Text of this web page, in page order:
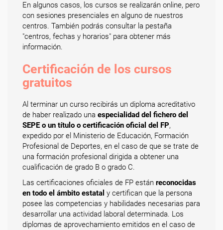
En algunos casos, los cursos se realizarán online, pero
con sesiones presenciales en alguno de nuestros
centros. También podrás consultar la pestaña
"centros, fechas y horarios" para obtener más
información.
Certificación de los cursos
gratuitos
Al terminar un curso recibirás un diploma acreditativo
de haber realizado una especialidad del fichero del
SEPE o un título o certificación oficial del FP,
expedido por el Ministerio de Educación, Formación
Profesional de Deportes, en el caso de que se trate de
una formación profesional dirigida a obtener una
cualificación de grado B o grado C.
Las certificaciones oficiales de FP están reconocidas
en todo el ámbito estatal y certifican que la persona
posee las competencias y habilidades necesarias para
desarrollar una actividad laboral determinada. Los
diplomas de aprovechamiento emitidos en el caso de